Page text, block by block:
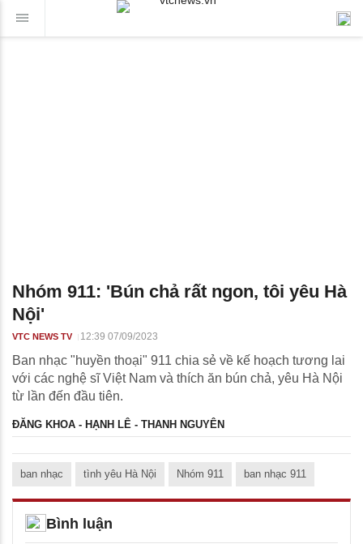
Nhóm 911: 'Bún chả rất ngon, tôi yêu Hà
Nội'
VTC NEWS TV 12:39 07/09/2023
Ban nhạc "huyền thoại" 911 chia sẻ về kế hoạch tương lai
với các nghệ sĩ Việt Nam và thích ăn bún chả, yêu Hà Nội
từ lần đến đầu tiên.
ĐĂNG KHOA - HẠNH LÊ - THANH NGUYÊN
ban nhạc tình yêu Hà Nội Nhóm 911 ban nhạc 911
Bình luận